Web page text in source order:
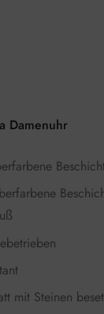
Damenuhr
mit Steinen